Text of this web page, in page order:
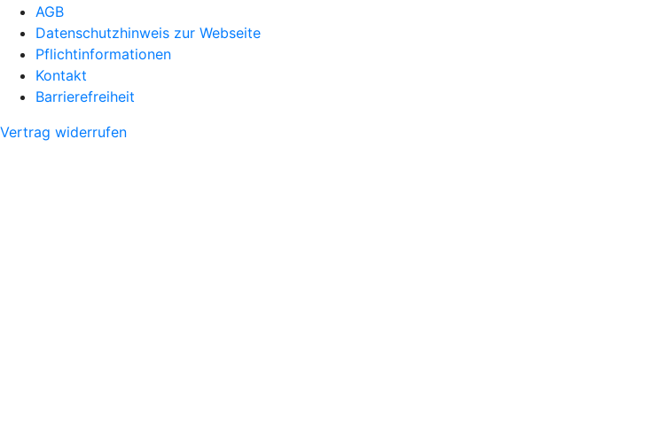
AGB
Datenschutzhinweis zur Webseite
Pflichtinformationen
Kontakt
Barrierefreiheit
Vertrag widerrufen